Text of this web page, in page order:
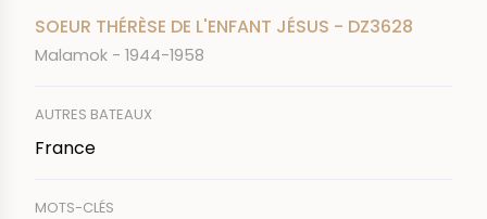
SOEUR THÉRÈSE DE L'ENFANT JÉSUS - DZ3628
Malamok - 1944-1958
AUTRES BATEAUX
France
MOTS-CLÉS